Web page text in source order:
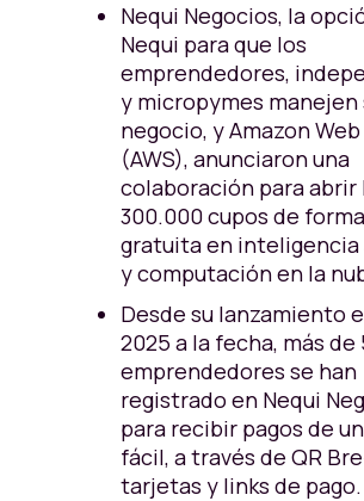
Nequi Negocios, la
Nequi para que los
emprendedores,
y micropymes manejen
negocio, y Amazon
(AWS), anunciaron una
colaboración para abrir
300.000 cupos de
gratuita en
y computación en la
Desde su lanzamiento
2025 a la fecha, más de
emprendedores se han
registrado en Nequi
para recibir pagos de
fácil, a través de QR
tarjetas y links de pago.